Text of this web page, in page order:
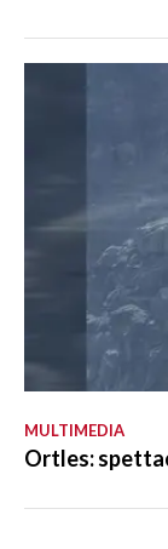
MULTIMEDIA
Ortles: